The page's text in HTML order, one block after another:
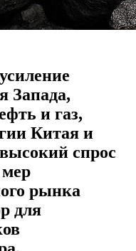
Запада,
и газ,
Китая и
спрос
рынка
для